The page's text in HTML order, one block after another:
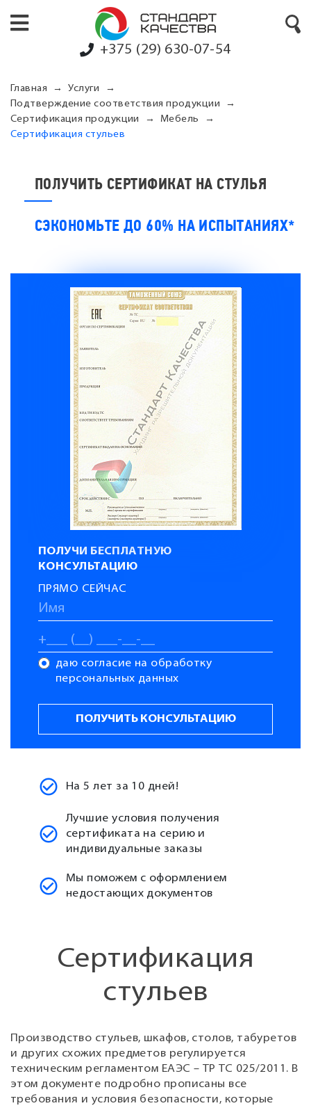
+375 (29) 630-07-54
Главная
Услуги
Подтверждение соответствия продукции
Сертификация продукции
Мебель
Сертификация стульев
ПОЛУЧИТЬ СЕРТИФИКАТ НА СТУЛЬЯ
СЭКОНОМЬТЕ ДО 60% НА ИСПЫТАНИЯХ*
ПОЛУЧИ БЕСПЛАТНУЮ
КОНСУЛЬТАЦИЮ
ПРЯМО СЕЙЧАС
даю согласие на обработку
персональных данных
На 5 лет за 10 дней!
Лучшие условия получения
сертификата на серию и
индивидуальные заказы
Мы поможем с оформлением
недостающих документов
Сертификация
стульев
Производство стульев, шкафов, столов, табуретов
и других схожих предметов регулируется
техническим регламентом ЕАЭС – ТР ТС 025/2011. В
этом документе подробно прописаны все
требования и условия безопасности, которые